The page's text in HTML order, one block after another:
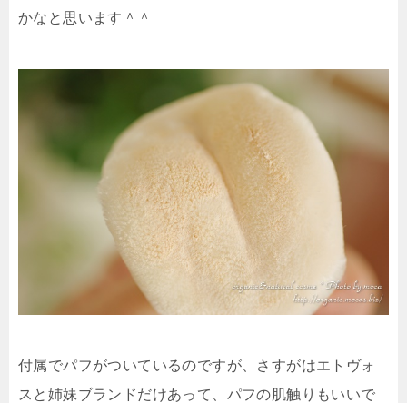
かなと思います＾＾
付属でパフがついているのですが、さすがはエトヴォ
スと姉妹ブランドだけあって、パフの肌触りもいいで